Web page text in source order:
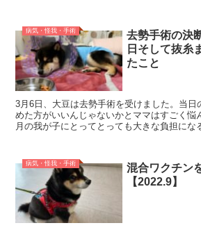
病気・怪我・手術
去勢手術の決
日そして抜糸
たこと
3月6日、大豆は去勢手術を受けました。当日
めた方がいいんじゃないかとママはすごく悩
月の我が子にとってとっても大きな負担にな
病気・怪我・手術
混合ワクチン
【2022.9】